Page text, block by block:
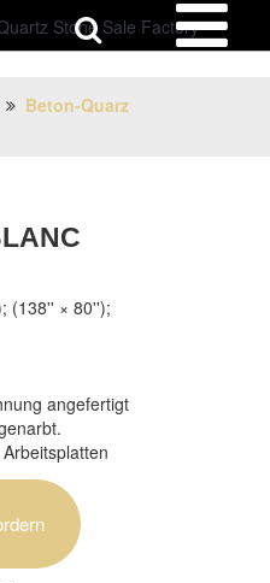
Beton-Quarz
(138'' × 80'');
angefertigt